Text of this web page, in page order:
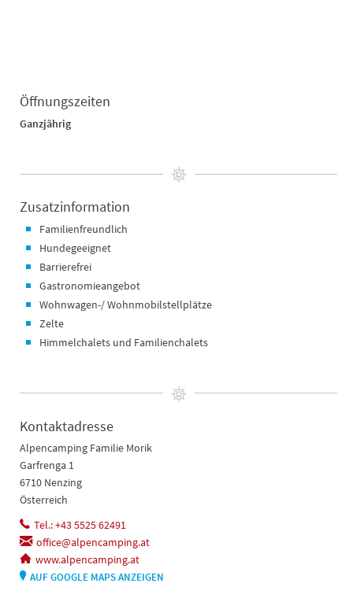
Öffnungszeiten
Ganzjährig
Zusatzinformation
Familienfreundlich
Hundegeeignet
Barrierefrei
Gastronomieangebot
Wohnwagen-/ Wohnmobilstellplätze
Zelte
Himmelchalets und Familienchalets
Kontaktadresse
Alpencamping Familie Morik
Garfrenga 1
6710 Nenzing
Österreich
Tel.: +43 5525 62491
office@alpencamping.at
www.alpencamping.at
AUF GOOGLE MAPS ANZEIGEN